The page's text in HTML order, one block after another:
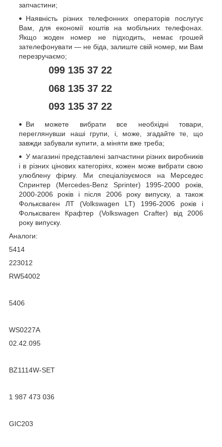
запчастини;
Наявність різних телефонних операторів послугує
Вам, для економії коштів на мобільних телефонах.
Якщо жоден номер не підходить, немає грошей
зателефонувати — не біда, залиште свій номер, ми Вам
перезручаємо;
099 135 37 22
068 135 37 22
093 135 37 22
Ви можете вибрати все необхідні товари,
переглянувши наші групи, і, може, згадайте те, що
завжди забували купити, а міняти вже треба;
У магазині представлені запчастини різних виробників
і в різних цінових категоріях, кожен може вибрати свою
улюблену фірму. Ми спеціалізуємося на Мерседес
Спринтер (Mercedes-Benz Sprinter) 1995-2000 років,
2000-2006 років і після 2006 року випуску, а також
Фольксваген ЛТ (Volkswagen LT) 1996-2006 років і
Фольксваген Крафтер (Volkswagen Crafter) від 2006
року випуску.
Аналоги:
5414
223012
RW54002
5406
WS0227A
02.42.095
BZ1114W-SET
1 987 473 036
GIC203